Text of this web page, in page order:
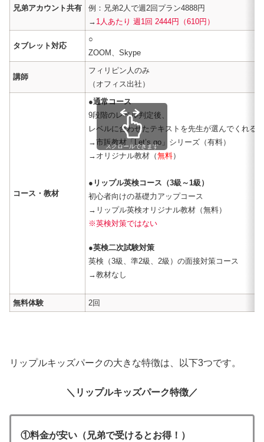
兄弟アカウント共有
例：兄弟2人で週2回プラン4888円
→ 1人あたり 週1回 2444円（610円）
タブレット対応
○
ZOOM、Skype
講師
フィリピン人のみ
（オフィス出社）
コース・教材
●通常コース
9段階のレベル判定後、
レベルに合わせたテキストを先生が選んでくれる。
→市販教材「Let’s go」シリーズ（有料）
→オリジナル教材（無料）
●リップル英検コース（3級～1級）
初心者向けの基礎力アップコース
→リップル英検オリジナル教材（無料）
※英検対策ではない
●英検二次試験対策
英検（3級、準2級、2級）の面接対策コース
→教材なし
無料体験 2回
スクロールできます
リップルキッズパークの大きな特徴は、以下3つです。
＼リップルキッズパーク特徴／
①料金が安い（兄弟で受けるとお得！）